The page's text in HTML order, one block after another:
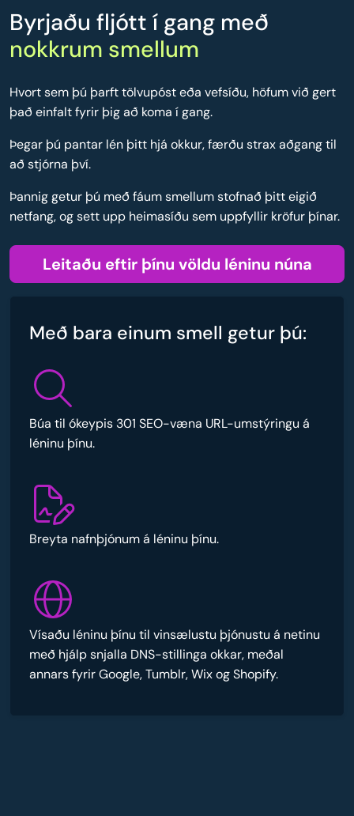
Byrjaðu fljótt í gang með
nokkrum smellum
Hvort sem þú þarft tölvupóst eða vefsíðu, höfum við gert
það einfalt fyrir þig að koma í gang.
Þegar þú pantar lén þitt hjá okkur, færðu strax aðgang til
að stjórna því.
Þannig getur þú með fáum smellum stofnað þitt eigið
netfang, og sett upp heimasíðu sem uppfyllir kröfur þínar.
Leitaðu eftir þínu völdu léninu núna
Með bara einum smell getur þú:
Búa til ókeypis 301 SEO-væna URL-umstýringu á
léninu þínu.
Breyta nafnþjónum á léninu þínu.
Vísaðu léninu þínu til vinsælustu þjónustu á netinu
með hjálp snjalla DNS-stillinga okkar, meðal
annars fyrir Google, Tumblr, Wix og Shopify.